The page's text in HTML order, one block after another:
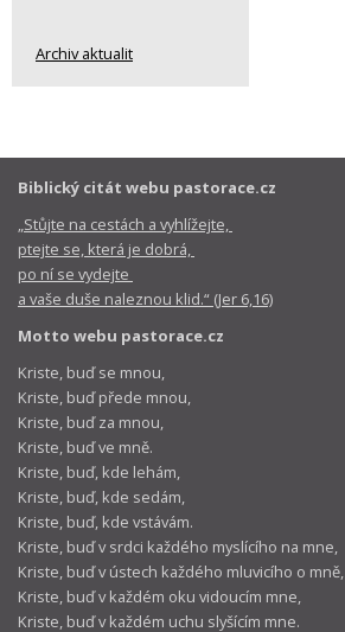
Archiv aktualit
Biblický citát webu pastorace.cz
„Stůjte na cestách a vyhlížejte,
ptejte se, která je dobrá,
po ní se vydejte
a vaše duše naleznou klid.“ (Jer 6,16)
Motto webu pastorace.cz
Kriste, buď se mnou,
Kriste, buď přede mnou,
Kriste, buď za mnou,
Kriste, buď ve mně.
Kriste, buď, kde lehám,
Kriste, buď, kde sedám,
Kriste, buď, kde vstávám.
Kriste, buď v srdci každého myslícího na mne,
Kriste, buď v ústech každého mluvicího o mně,
Kriste, buď v každém oku vidoucím mne,
Kriste, buď v každém uchu slyšícím mne.